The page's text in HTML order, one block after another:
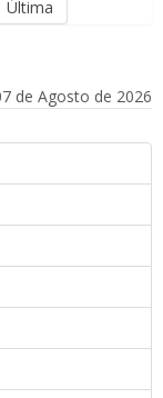
Última
de Agosto de 2026